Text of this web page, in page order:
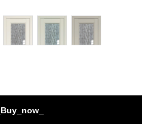
_Buy_now_